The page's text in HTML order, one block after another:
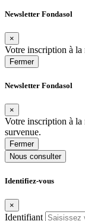
Newsletter Fondasol
×
Votre inscription à la
Fermer
Newsletter Fondasol
×
Votre inscription à la
survenue.
Fermer
Nous consulter
Identifiez-vous
×
Identifiant